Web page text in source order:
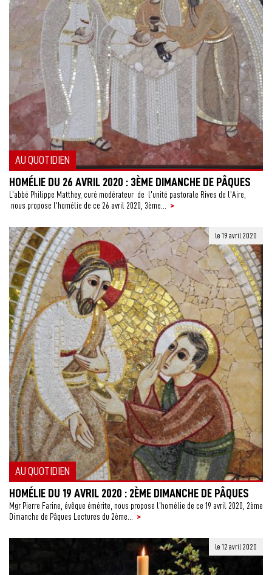
AU QUOTIDIEN
HOMÉLIE DU 26 AVRIL 2020 : 3ÈME DIMANCHE DE PÂQUES
L’abbé Philippe Matthey, curé modérateur de l’unité pastorale Rives de l’Aire,
nous propose l’homélie de ce 26 avril 2020, 3ème...
>
AU QUOTIDIEN
le 19 avril 2020
HOMÉLIE DU 19 AVRIL 2020 : 2ÈME DIMANCHE DE PÂQUES
Mgr Pierre Farine, évêque émérite, nous propose l’homélie de ce 19 avril 2020, 2ème
Dimanche de Pâques Lectures du 2ème...
>
le 12 avril 2020